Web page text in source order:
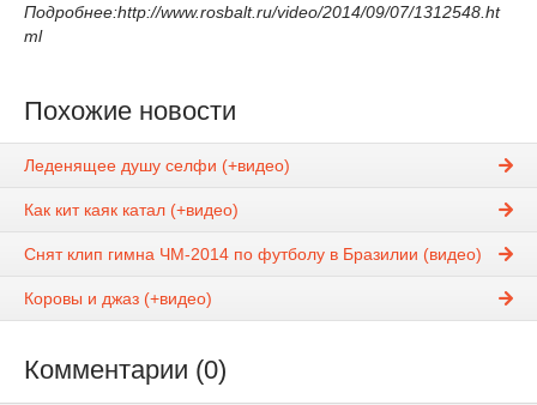
Подробнее:http://www.rosbalt.ru/video/2014/09/07/1312548.ht
ml
Похожие новости
Леденящее душу селфи (+видео)
Как кит каяк катал (+видео)
Снят клип гимна ЧМ-2014 по футболу в Бразилии (видео)
Коровы и джаз (+видео)
Комментарии (0)